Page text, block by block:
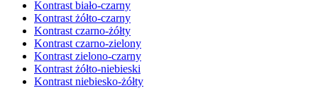
Kontrast biało-czarny
Kontrast żółto-czarny
Kontrast czarno-żółty
Kontrast czarno-zielony
Kontrast zielono-czarny
Kontrast żółto-niebieski
Kontrast niebiesko-żółty